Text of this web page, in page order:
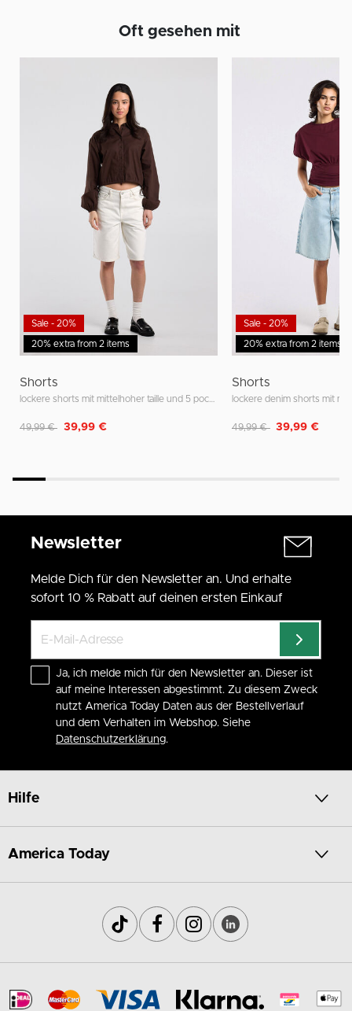
Oft gesehen mit
20% extra from 2 items
Sale - 20%
Shorts
Reduziert von
49,99 € auf
39,99 €
20% extra from 2 items
Sale - 20%
Shorts
Reduziert von
49,99 € auf
39,99 €
Newsletter
Melde Dich für den Newsletter an. Und erhalte
sofort 10 % Rabatt auf deinen ersten Einkauf
Ja, ich melde mich für den Newsletter an. Dieser ist
auf meine Interessen abgestimmt. Zu diesem Zweck
nutzt America Today Daten aus der Bestellverlauf
und dem Verhalten im Webshop. Siehe
Datenschutzerklärung.
Hilfe
America Today